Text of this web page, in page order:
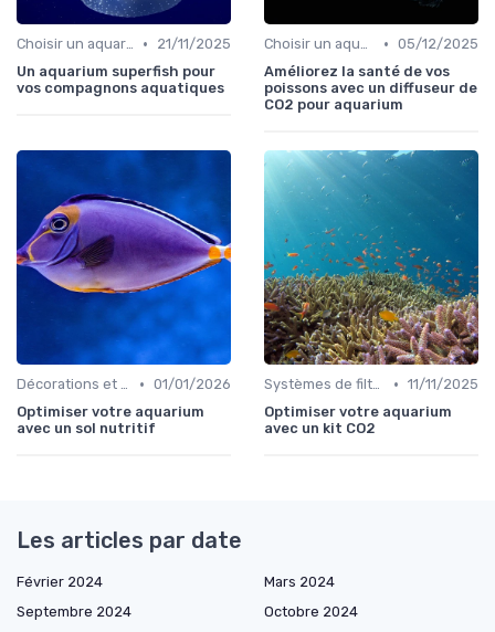
Choisir un aquarium •
21/11/2025
Un aquarium superfish pour
vos compagnons aquatiques
Choisir un aquarium • 05/12/2025
Améliorez la santé de vos
poissons avec un diffuseur de
CO2 pour aquarium
Décorations et plantes • 01/01/2026
Optimiser votre aquarium
avec un sol nutritif
Systèmes de filtration • 11/11/2025
Optimiser votre aquarium
avec un kit CO2
Les articles par date
Février 2024
Mars 2024
Septembre 2024
Octobre 2024